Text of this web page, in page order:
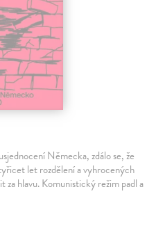
Německa, zdálo se, že
let rozdělení a vyhrocených
za hlavu. Komunistický režim padl a